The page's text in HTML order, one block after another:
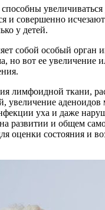
и совершенно
у детей.
собой особый
но вот ее увеличение
лимфоидной ткани,
уха и даже
развитии и общем
оценки состояния и